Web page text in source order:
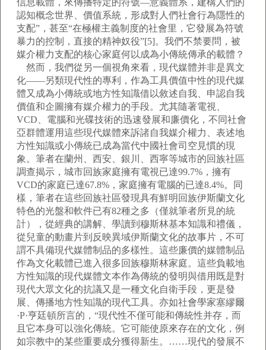
信息載體，來傳播特定的符號—意義體系，建構人們的
認知概念世界、價值系統，形成對人們社會行為隱性的
支配”，甚至“在極權主義制度的社會里，它發展為符號
暴力的控制，直接的精神奴役”[5]。我們不禁要問，被
媒介權力支配的核心家庭何以成為小傳統傳承的載體？
然而，我們從另一個視角來看，現代媒體并非是異文
化——另類現代性的專利，作為工具價值中性的現代媒
體又成為小傳統或地方性知識借以敘述自我、申認自我
價值和企圖擁有媒介權力的手段。尤其隨著電視、
VCD、電腦和光碟技術的迅速發展和廉價化，不同社會
亞群體運用這些現代媒體來訴諸自我媒介權力、表述地
方性知識或小傳統已成為當代中國社會司空見慣的現
象。筆者在蘭州、西安、銀川、西寧等城市的回族社區
調查揭示，城市回族家庭擁有電視已達99.7%，擁有
VCD的家庭已達67.8%，家庭擁有電腦的已達8.4%。同
樣，筆者在這些回族社區發現具有鮮明回族伊斯蘭文化
特色的光盤和軟件已有82種之多（僅就筆者所見的統
計），從經典的講解、學讀到穆斯林基本知識和禮儀，
從兒童的動畫片到反映異域伊斯蘭文化的故事片，不可
謂不具備現代媒體制品的多樣性。這些廉價的媒體制品
作為文化載體已進入很多回族穆斯林家庭。這些負載地
方性知識的現代媒體文本作為傳統的發明與借用既是對
現代大眾文化的抗議又是一種文化自衛手段，更是發
展、傳播地方性知識的現代工具。亦如社會學家塞繆爾
·P·亨廷頓所言的，“現代性不僅可能和傳統性并存，而
且它本身可以強化傳統。它可能使原來存在的文化，例
如宗教中的某些重要成分獲得新生。……現代的發展不